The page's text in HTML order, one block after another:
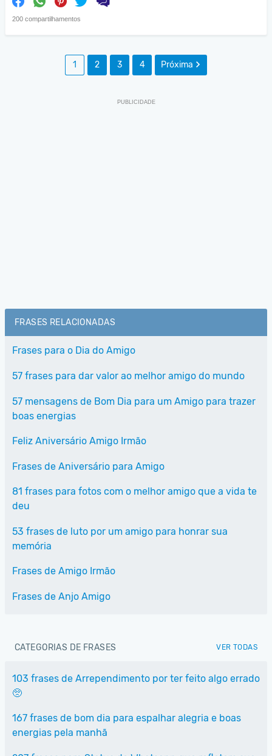
200 compartilhamentos
1 2 3 4 Próxima
FRASES RELACIONADAS
Frases para o Dia do Amigo
57 frases para dar valor ao melhor amigo do mundo
57 mensagens de Bom Dia para um Amigo para trazer
boas energias
Feliz Aniversário Amigo Irmão
Frases de Aniversário para Amigo
81 frases para fotos com o melhor amigo que a vida te
deu
53 frases de luto por um amigo para honrar sua
memória
Frases de Amigo Irmão
Frases de Anjo Amigo
CATEGORIAS DE FRASES VER TODAS
103 frases de Arrependimento por ter feito algo errado
🥺
167 frases de bom dia para espalhar alegria e boas
energias pela manhã